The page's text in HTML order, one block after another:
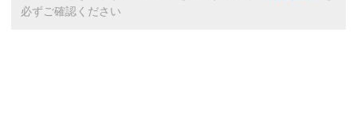
必ずご確認ください